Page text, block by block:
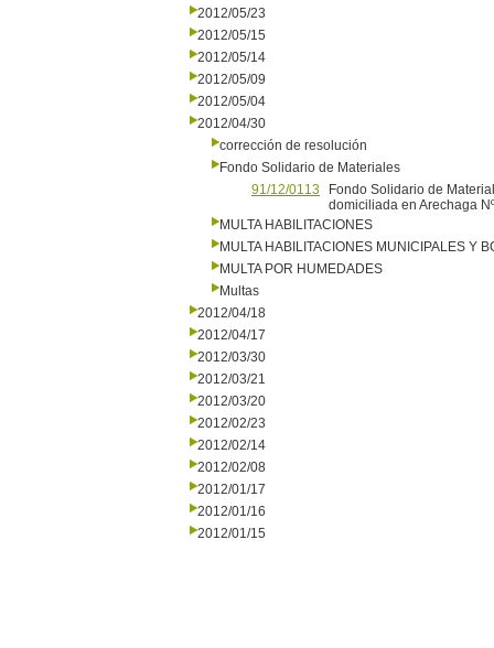
2012/05/23
2012/05/15
2012/05/14
2012/05/09
2012/05/04
2012/04/30
corrección de resolución
Fondo Solidario de Materiales
91/12/0113
Fondo Solidario de
domiciliada en Arechaga
MULTA HABILITACIONES
MULTA HABILITACIONES MUNICIPALES Y
MULTA POR HUMEDADES
Multas
2012/04/18
2012/04/17
2012/03/30
2012/03/21
2012/03/20
2012/02/23
2012/02/14
2012/02/08
2012/01/17
2012/01/16
2012/01/15